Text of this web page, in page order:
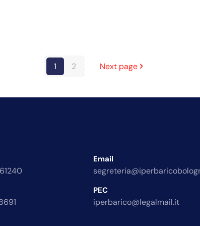
1 2 Next page
Email
PEC
iperbarico@legalmail.it